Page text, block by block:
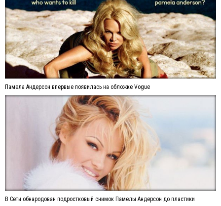
Памела Андерсон впервые появилась на обложке Vogue
В Сети обнародован подростковый снимок Памелы Андерсон до пластики